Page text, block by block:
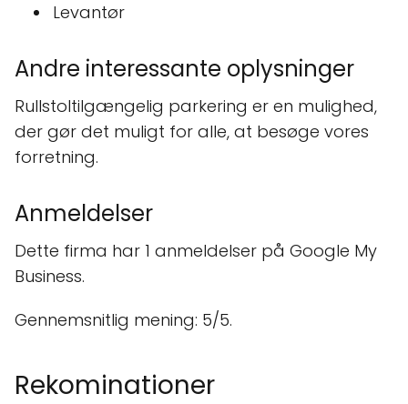
Levantør
Andre interessante oplysninger
Rullstoltilgængelig parkering er en mulighed,
der gør det muligt for alle, at besøge vores
forretning.
Anmeldelser
Dette firma har 1 anmeldelser på Google My
Business.
Gennemsnitlig mening: 5/5.
Rekominationer